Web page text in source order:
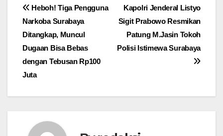
Navigasi
pos
Kapolri Jenderal Listyo
Sigit Prabowo Resmikan
Patung M.Jasin Tokoh
Polisi Istimewa Surabaya
Heboh! Tiga Pengguna
Narkoba Surabaya
Ditangkap, Muncul
Dugaan Bisa Bebas
dengan Tebusan Rp100
Juta